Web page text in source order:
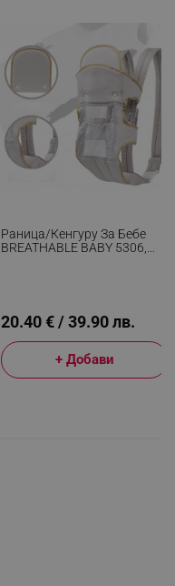
Раница/кенгуру За Бебе
BREATHABLE BABY 5306,
20.40 € / 39.90 лв.
+ Добави